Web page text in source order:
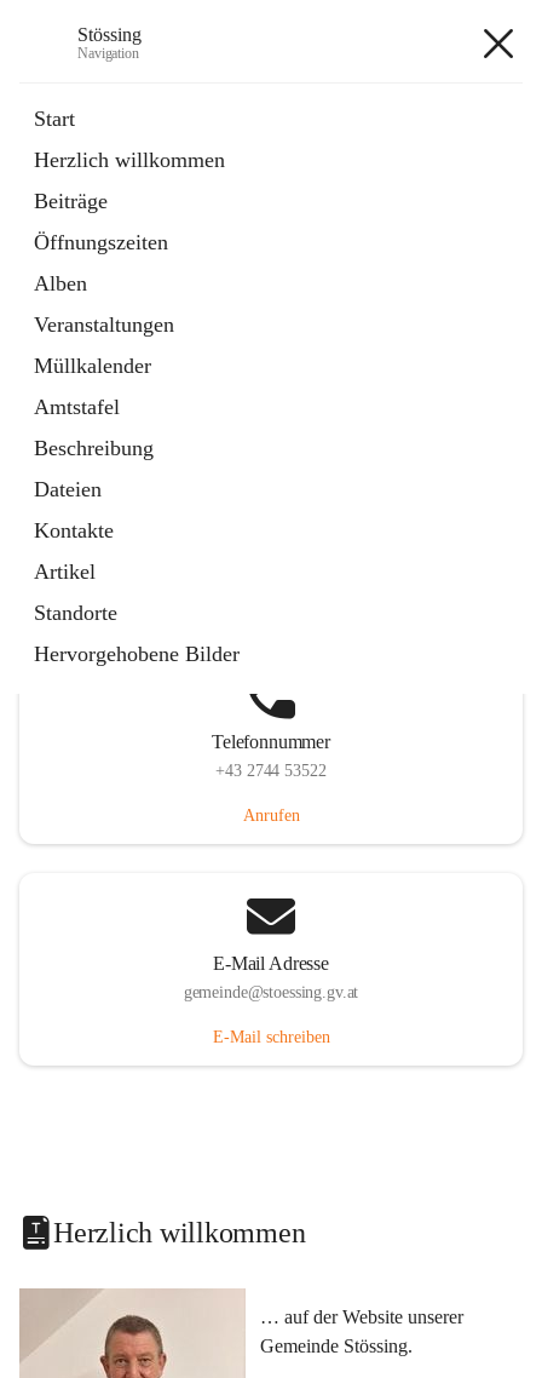
Stössing
Navigation
Start
Herzlich willkommen
Beiträge
Öffnungszeiten
Alben
Veranstaltungen
Müllkalender
Amtstafel
Beschreibung
Dateien
Kontakte
Artikel
Standorte
Hervorgehobene Bilder
Datei
in
Tab
Kindergarten
öffnet
in
neuem
Tab
Telefonnummer
+43 2744 53522
Anrufen
E-Mail Adresse
gemeinde@stoessing.gv.at
E-Mail schreiben
Herzlich willkommen
… auf der Website unserer
Gemeinde Stössing.